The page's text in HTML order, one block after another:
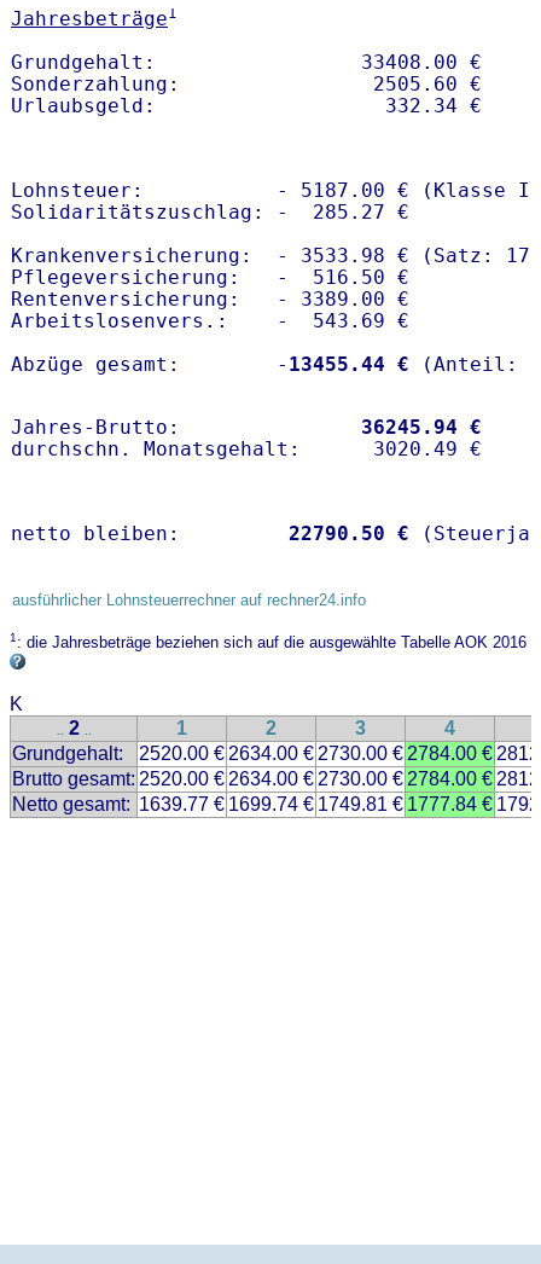
Jahresbeträge1
Grundgehalt:                 33408.00 €
Sonderzahlung:                2505.60 €
Lohnsteuer:           - 5187.00 € (Klasse I)
Solidaritätszuschlag: -  285.27 €
Krankenversicherung:  - 3533.98 € (Satz:
Pflegeversicherung:   -  516.50 €
Rentenversicherung:   - 3389.00 €
Arbeitslosenvers.:    -  543.69 €
Abzüge gesamt:        - 13455.44 €
Jahres-Brutto: 36245.94 €
netto bleiben: 22790.50 €
ausführlicher Lohnsteuerrechner auf rechner24.info
1: die Jahresbeträge beziehen sich auf die ausgewählte Tabelle AOK 2016
K
.. 2 .. 1 2 3 4
Grundgehalt:
2520.00 € 2634.00 € 2730.00 € 2784.00 €
Brutto gesamt: 2520.00 € 2634.00 € 2730.00 € 2784.00 €
Netto gesamt: 1639.77 € 1699.74 € 1749.81 € 1777.84 €